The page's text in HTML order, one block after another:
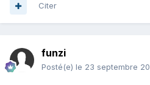
Citer
funzi
Posté(e) le 23 septembre